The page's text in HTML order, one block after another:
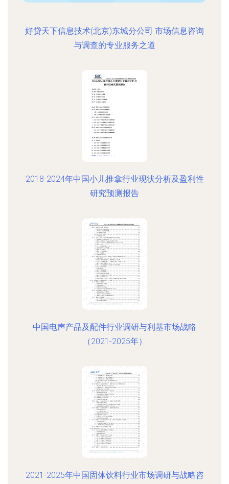
好贷天下信息技术(北京)东城分公司 市场信息咨询
与调查的专业服务之道
2018-2024年中国小儿推拿行业现状分析及盈利性
研究预测报告
中国电声产品及配件行业调研与利基市场战略
（2021-2025年）
2021-2025年中国固体饮料行业市场调研与战略咨